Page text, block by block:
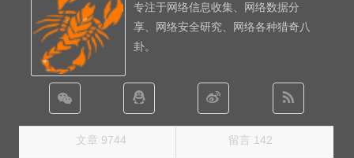
专注于网络信息收集、网络数据分
享、网络安全研究、网络各种猎奇八
卦。
文章 9744 留言 142